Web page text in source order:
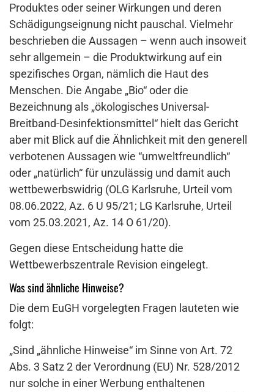
Produktes oder seiner Wirkungen und deren
Schädigungseignung nicht pauschal. Vielmehr
beschrieben die Aussagen – wenn auch insoweit
sehr allgemein – die Produktwirkung auf ein
spezifisches Organ, nämlich die Haut des
Menschen. Die Angabe „Bio“ oder die
Bezeichnung als „ökologisches Universal-
Breitband-Desinfektionsmittel“ hielt das Gericht
aber mit Blick auf die Ähnlichkeit mit den generell
verbotenen Aussagen wie “umweltfreundlich“
oder „natürlich“ für unzulässig und damit auch
wettbewerbswidrig (OLG Karlsruhe, Urteil vom
08.06.2022, Az. 6 U 95/21; LG Karlsruhe, Urteil
vom 25.03.2021, Az. 14 O 61/20).
Gegen diese Entscheidung hatte die
Wettbewerbszentrale Revision eingelegt.
Was sind ähnliche Hinweise?
Die dem EuGH vorgelegten Fragen lauteten wie
folgt:
„Sind „ähnliche Hinweise“ im Sinne von Art. 72
Abs. 3 Satz 2 der Verordnung (EU) Nr. 528/2012
nur solche in einer Werbung enthaltenen